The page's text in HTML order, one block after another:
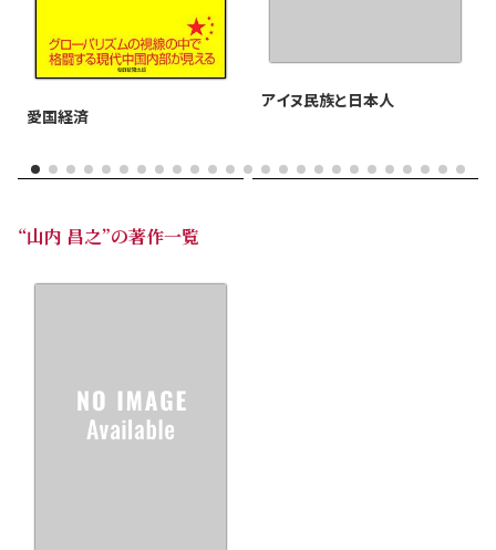
愛国経済
アイヌ民族と日本人
“山内 昌之”の著作一覧